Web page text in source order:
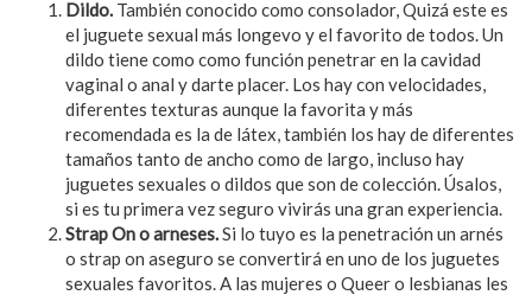
Dildo. También conocido como consolador, Quizá este es
el juguete sexual más longevo y el favorito de todos. Un
dildo tiene como como función penetrar en la cavidad
vaginal o anal y darte placer. Los hay con velocidades,
diferentes texturas aunque la favorita y más
recomendada es la de látex, también los hay de diferentes
tamaños tanto de ancho como de largo, incluso hay
juguetes sexuales o dildos que son de colección. Úsalos,
si es tu primera vez seguro vivirás una gran experiencia.
Strap On o arneses.Si lo tuyo es la penetración un arnés
o strap on aseguro se convertirá en uno de los juguetes
sexuales favoritos. A las mujeres o Queer o lesbianas les